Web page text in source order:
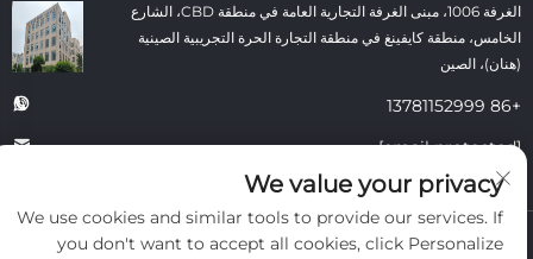
الغرفة 1006، مبنى الغرفة التجارية العامة في منطقة CBD، الشارع
الخامس، منطقة كايفينغ في منطقة التجارة الحرة التجريبية الصينية
(هنان)، الصين
+86 13781152999
[email protected]
حقوق النسخ © شركة كايفنغ داتونغ لمواد البناء الحرارية المحدودة. جميع الحقوق
We value your privacy
We use cookies and similar tools to provide our services. If
you don't want to accept all cookies, click Personalize